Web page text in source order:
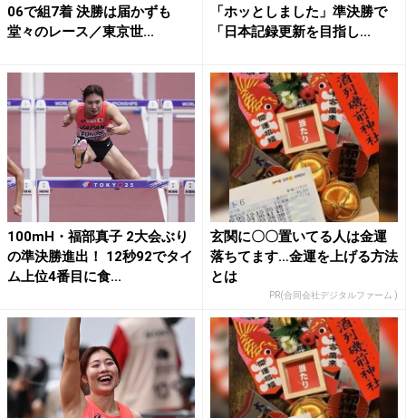
06で組7着 決勝は届かずも
堂々のレース／東京世...
「ホッとしました」準決勝で
「日本記録更新を目指し...
100mH・福部真子 2大会ぶり
の準決勝進出！ 12秒92でタイ
ム上位4番目に食...
玄関に〇〇置いてる人は金運
落ちてます…金運を上げる方法
とは
PR(合同会社デジタルファーム )